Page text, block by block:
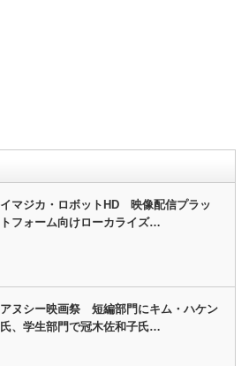
イマジカ・ロボットHD 映像配信プラッ
トフォーム向けローカライズ…
アヌシー映画祭 短編部門にキム・ハケン
氏、学生部門で冠木佐和子氏…